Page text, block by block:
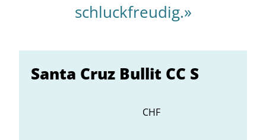
schluckfreudig.»
Santa Cruz Bullit CC S
CHF